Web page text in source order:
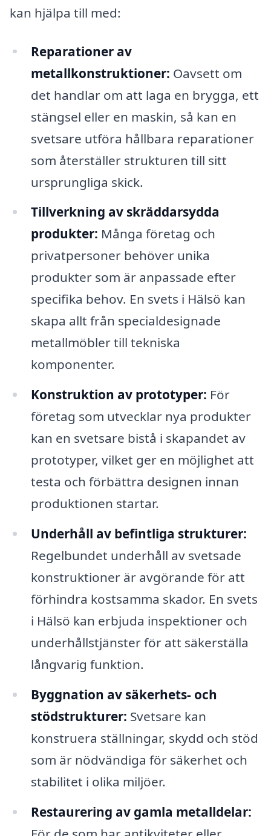
kan hjälpa till med:
Reparationer av
metallkonstruktioner: Oavsett om
det handlar om att laga en brygga, ett
stängsel eller en maskin, så kan en
svetsare utföra hållbara reparationer
som återställer strukturen till sitt
ursprungliga skick.
Tillverkning av skräddarsydda
produkter: Många företag och
privatpersoner behöver unika
produkter som är anpassade efter
specifika behov. En svets i Hälsö kan
skapa allt från specialdesignade
metallmöbler till tekniska
komponenter.
Konstruktion av prototyper: För
företag som utvecklar nya produkter
kan en svetsare bistå i skapandet av
prototyper, vilket ger en möjlighet att
testa och förbättra designen innan
produktionen startar.
Underhåll av befintliga strukturer:
Regelbundet underhåll av svetsade
konstruktioner är avgörande för att
förhindra kostsamma skador. En svets
i Hälsö kan erbjuda inspektioner och
underhållstjänster för att säkerställa
långvarig funktion.
Byggnation av säkerhets- och
stödstrukturer: Svetsare kan
konstruera ställningar, skydd och stöd
som är nödvändiga för säkerhet och
stabilitet i olika miljöer.
Restaurering av gamla metalldelar: